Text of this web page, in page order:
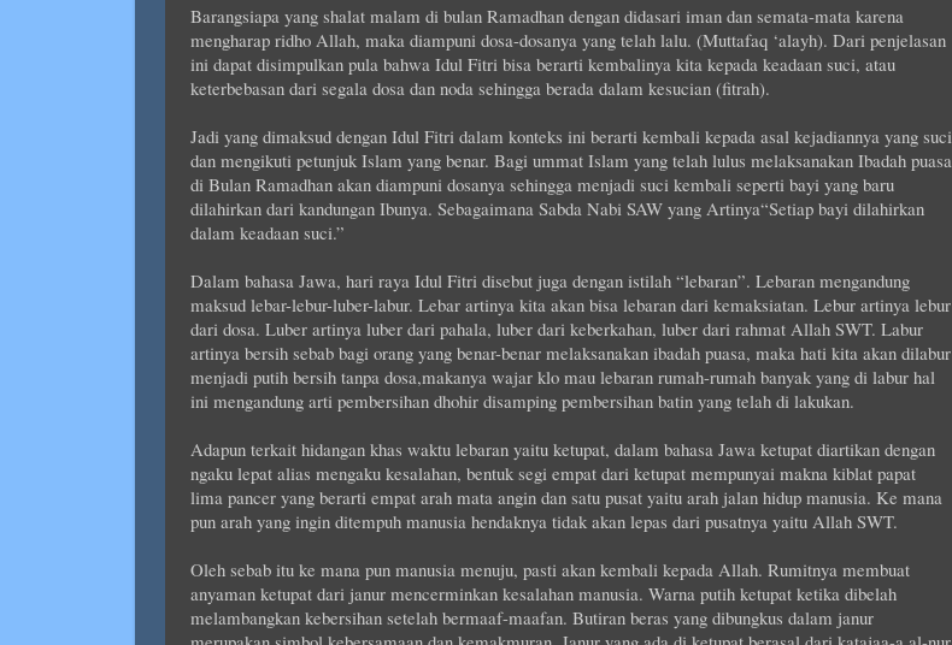
Barangsiapa yang shalat malam di bulan Ramadhan dengan didasari iman dan semata-mata karena
mengharap ridho Allah, maka diampuni dosa-dosanya yang telah lalu. (Muttafaq ‘alayh). Dari penjelasan
ini dapat disimpulkan pula bahwa Idul Fitri bisa berarti kembalinya kita kepada keadaan suci, atau
keterbebasan dari segala dosa dan noda sehingga berada dalam kesucian (fitrah).
Jadi yang dimaksud dengan Idul Fitri dalam konteks ini berarti kembali kepada asal kejadiannya yang suci
dan mengikuti petunjuk Islam yang benar. Bagi ummat Islam yang telah lulus melaksanakan Ibadah puasa
di Bulan Ramadhan akan diampuni dosanya sehingga menjadi suci kembali seperti bayi yang baru
dilahirkan dari kandungan Ibunya. Sebagaimana Sabda Nabi SAW yang Artinya“Setiap bayi dilahirkan
dalam keadaan suci.”
Dalam bahasa Jawa, hari raya Idul Fitri disebut juga dengan istilah “lebaran”. Lebaran mengandung
maksud lebar-lebur-luber-labur. Lebar artinya kita akan bisa lebaran dari kemaksiatan. Lebur artinya lebur
dari dosa. Luber artinya luber dari pahala, luber dari keberkahan, luber dari rahmat Allah SWT. Labur
artinya bersih sebab bagi orang yang benar-benar melaksanakan ibadah puasa, maka hati kita akan dilabur
menjadi putih bersih tanpa dosa,makanya wajar klo mau lebaran rumah-rumah banyak yang di labur hal
ini mengandung arti pembersihan dhohir disamping pembersihan batin yang telah di lakukan.
Adapun terkait hidangan khas waktu lebaran yaitu ketupat, dalam bahasa Jawa ketupat diartikan dengan
ngaku lepat alias mengaku kesalahan, bentuk segi empat dari ketupat mempunyai makna kiblat papat
lima pancer yang berarti empat arah mata angin dan satu pusat yaitu arah jalan hidup manusia. Ke mana
pun arah yang ingin ditempuh manusia hendaknya tidak akan lepas dari pusatnya yaitu Allah SWT.
Oleh sebab itu ke mana pun manusia menuju, pasti akan kembali kepada Allah. Rumitnya membuat
anyaman ketupat dari janur mencerminkan kesalahan manusia. Warna putih ketupat ketika dibelah
melambangkan kebersihan setelah bermaaf-maafan. Butiran beras yang dibungkus dalam janur